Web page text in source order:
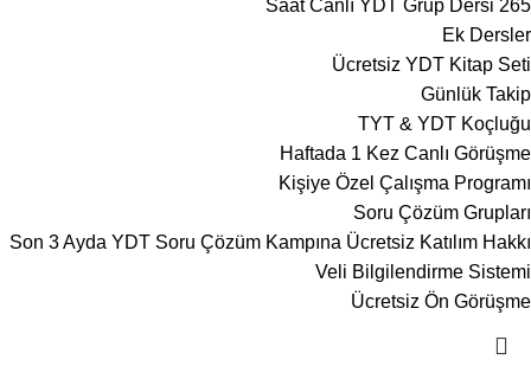
265 Saat Canlı YDT Grup Dersi
Ek Dersler
Ücretsiz YDT Kitap Seti
Günlük Takip
TYT & YDT Koçluğu
Haftada 1 Kez Canlı Görüşme
Kişiye Özel Çalışma Programı
Soru Çözüm Grupları
Son 3 Ayda YDT Soru Çözüm Kampına Ücretsiz Katılım Hakkı
Veli Bilgilendirme Sistemi
Ücretsiz Ön Görüşme